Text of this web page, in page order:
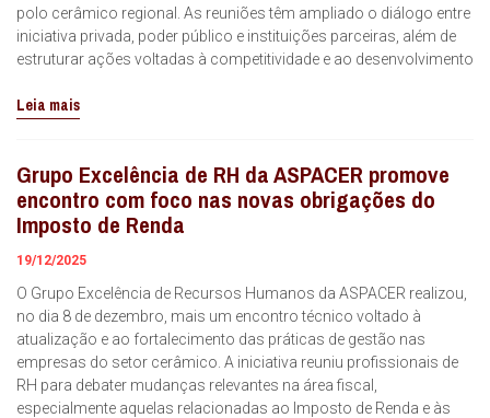
polo cerâmico regional. As reuniões têm ampliado o diálogo entre
iniciativa privada, poder público e instituições parceiras, além de
estruturar ações voltadas à competitividade e ao desenvolvimento
Leia mais
Grupo Excelência de RH da ASPACER promove
encontro com foco nas novas obrigações do
Imposto de Renda
19/12/2025
O Grupo Excelência de Recursos Humanos da ASPACER realizou,
no dia 8 de dezembro, mais um encontro técnico voltado à
atualização e ao fortalecimento das práticas de gestão nas
empresas do setor cerâmico. A iniciativa reuniu profissionais de
RH para debater mudanças relevantes na área fiscal,
especialmente aquelas relacionadas ao Imposto de Renda e às